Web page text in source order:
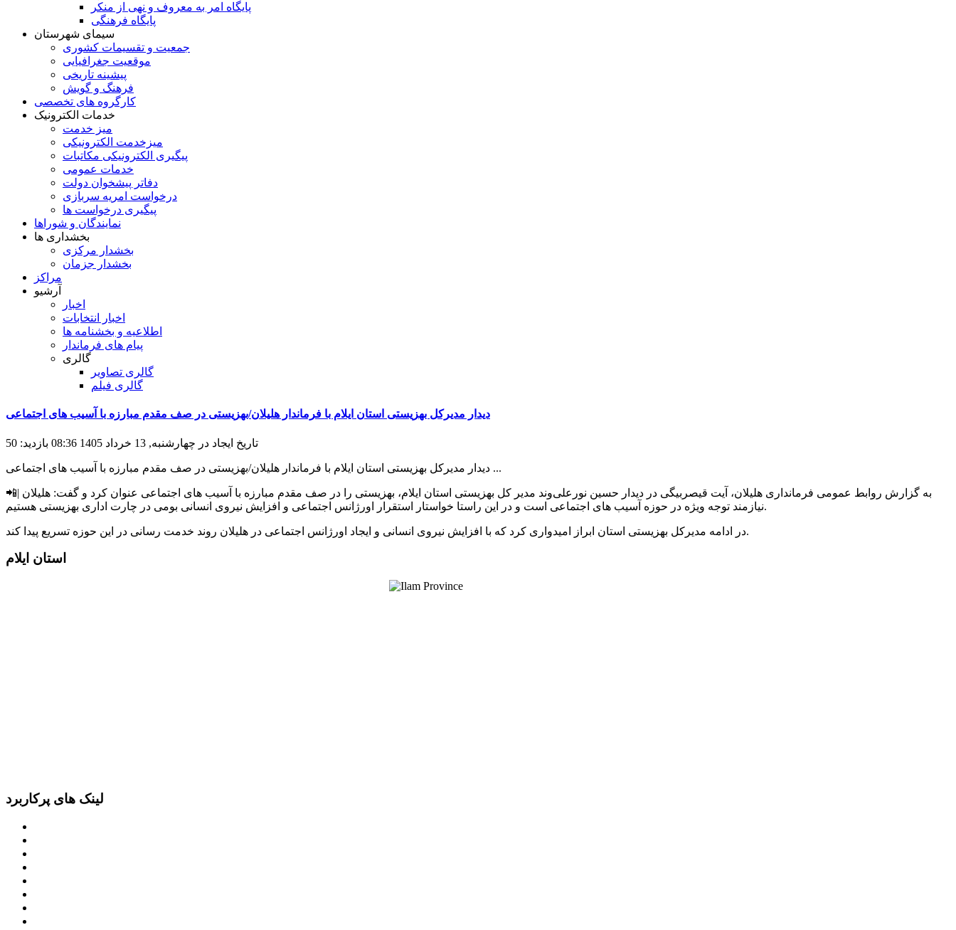
پایگاه امر به معروف و نهی از منکر
پایگاه فرهنگی
سیمای شهرستان
جمعیت و تقسیمات کشوری
موقعیت جغرافیایی
پیشینه تاریخی
فرهنگ و گویش
کارگروه های تخصصی
خدمات الکترونیک
میز خدمت
میزخدمت الکترونیکی
پیگیری الکترونیکی مکاتبات
خدمات عمومی
دفاتر پیشخوان دولت
درخواست امریه سربازی
پیگیری درخواست ها
نمایندگان و شوراها
بخشداری ها
بخشدار مرکزی
بخشدار جزمان
مراکز
آرشیو
اخبار
اخبار انتخابات
اطلاعیه و بخشنامه ها
پیام های فرماندار
گالری
گالری تصاویر
گالری فیلم
دیدار مدیرکل بهزیستی استان ایلام با فرماندار هلیلان/بهزیستی در صف مقدم مبارزه با آسیب های اجتماعی
تاریخ ایجاد در چهارشنبه, 13 خرداد 1405 08:36 بازدید: 50
دیدار مدیرکل بهزیستی استان ایلام با فرماندار هلیلان/بهزیستی در صف مقدم مبارزه با آسیب های اجتماعی ...
📲| به گزارش روابط عمومی فرمانداری هلیلان، آیت قیصربیگی در دیدار حسین نورعلی‌وند مدیر کل بهزیستی استان ایلام، بهزیستی را در صف مقدم مبارزه با آسیب های اجتماعی عنوان کرد و گفت: هلیلان
نیازمند توجه ویژه در حوزه آسیب های اجتماعی است و در این راستا خواستار استقرار اورژانس اجتماعی و افزایش نیروی انسانی بومی در چارت اداری بهزیستی هستیم.
در ادامه مدیرکل بهزیستی استان ابراز امیدواری کرد که با افزایش نیروی انسانی و ایجاد اورژانس اجتماعی در هلیلان روند خدمت رسانی در این حوزه تسریع پیدا کند.
استان ایلام
لینک های پرکاربرد